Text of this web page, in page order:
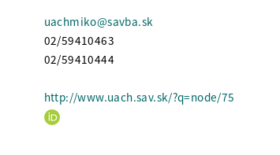
uachmiko@savba.sk
02/59410463
02/59410444
http://www.uach.sav.sk/?q=node/75